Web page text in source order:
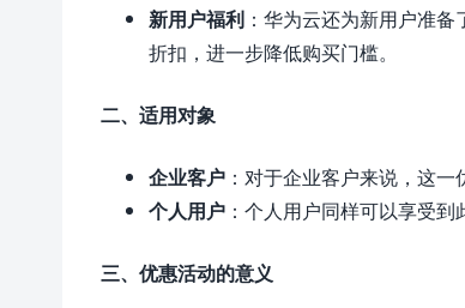
新用户福利 ：华为云还为新用户准
折扣，进一步降低购买门槛。
二、适用对象
企业客户 ：对于企业客户来说，这
个人用户 ：个人用户同样可以享受到
三、优惠活动的意义